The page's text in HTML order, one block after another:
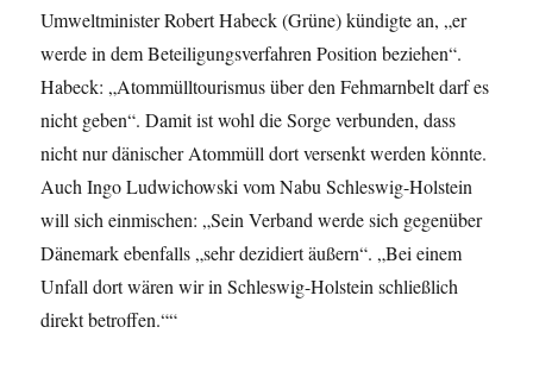
Umweltminister Robert Habeck (Grüne) kündigte an, „er
werde in dem Beteiligungsverfahren Position beziehen“.
Habeck: „Atommülltourismus über den Fehmarnbelt darf es
nicht geben“. Damit ist wohl die Sorge verbunden, dass
nicht nur dänischer Atommüll dort versenkt werden könnte.
Auch Ingo Ludwichowski vom Nabu Schleswig-Holstein
will sich einmischen: „Sein Verband werde sich gegenüber
Dänemark ebenfalls „sehr dezidiert äußern“. „Bei einem
Unfall dort wären wir in Schleswig-Holstein schließlich
direkt betroffen.““